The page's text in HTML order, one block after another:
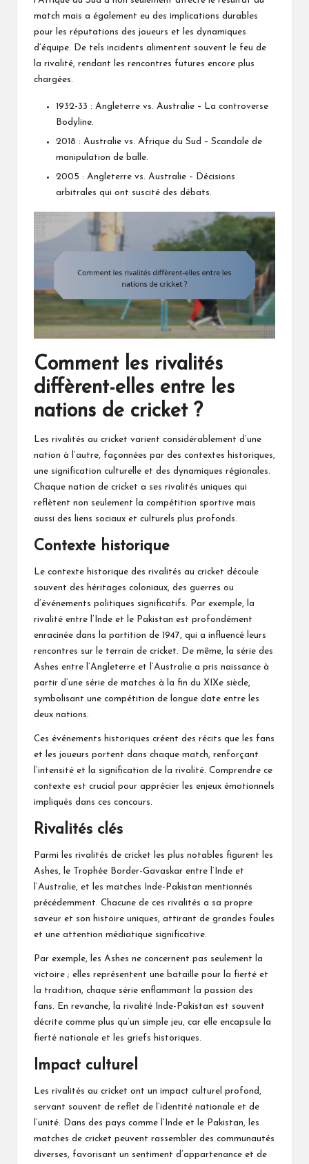
match mais a également eu des implications durables
pour les réputations des joueurs et les dynamiques
d’équipe. De tels incidents alimentent souvent le feu de
la rivalité, rendant les rencontres futures encore plus
chargées.
1932-33 : Angleterre vs. Australie – La controverse
Bodyline.
2018 : Australie vs. Afrique du Sud – Scandale de
manipulation de balle.
2005 : Angleterre vs. Australie – Décisions
arbitrales qui ont suscité des débats.
Comment les rivalités
diffèrent-elles entre les
nations de cricket ?
Les rivalités au cricket varient considérablement d’une
nation à l’autre, façonnées par des contextes historiques,
une signification culturelle et des dynamiques régionales.
Chaque nation de cricket a ses rivalités uniques qui
reflètent non seulement la compétition sportive mais
aussi des liens sociaux et culturels plus profonds.
Contexte historique
Le contexte historique des rivalités au cricket découle
souvent des héritages coloniaux, des guerres ou
d’événements politiques significatifs. Par exemple, la
rivalité entre l’Inde et le Pakistan est profondément
enracinée dans la partition de 1947, qui a influencé leurs
rencontres sur le terrain de cricket. De même, la série des
Ashes entre l’Angleterre et l’Australie a pris naissance à
partir d’une série de matches à la fin du XIXe siècle,
symbolisant une compétition de longue date entre les
deux nations.
Ces événements historiques créent des récits que les fans
et les joueurs portent dans chaque match, renforçant
l’intensité et la signification de la rivalité. Comprendre ce
contexte est crucial pour apprécier les enjeux émotionnels
impliqués dans ces concours.
Rivalités clés
Parmi les rivalités de cricket les plus notables figurent les
Ashes, le Trophée Border-Gavaskar entre l’Inde et
l’Australie, et les matches Inde-Pakistan mentionnés
précédemment. Chacune de ces rivalités a sa propre
saveur et son histoire uniques, attirant de grandes foules
et une attention médiatique significative.
Par exemple, les Ashes ne concernent pas seulement la
victoire ; elles représentent une bataille pour la fierté et
la tradition, chaque série enflammant la passion des
fans. En revanche, la rivalité Inde-Pakistan est souvent
décrite comme plus qu’un simple jeu, car elle encapsule la
fierté nationale et les griefs historiques.
Impact culturel
Les rivalités au cricket ont un impact culturel profond,
servant souvent de reflet de l’identité nationale et de
l’unité. Dans des pays comme l’Inde et le Pakistan, les
matches de cricket peuvent rassembler des communautés
diverses, favorisant un sentiment d’appartenance et de